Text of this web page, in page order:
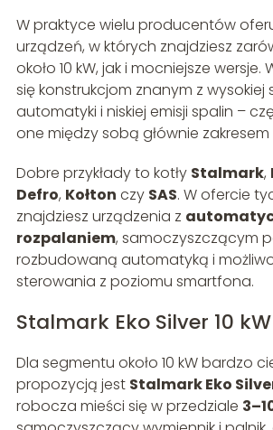
W praktyce wielu producentów
urządzeń, w których znajdziesz
około 10 kW, jak i mocniejsze wersje.
się konstrukcjom znanym z wysokiej
automatyki i niskiej emisji spalin –
one między sobą głównie
Dobre przykłady to kotły Stalmark,
Defro, Kołton czy SAS. W ofercie
znajdziesz urządzenia z
rozpalaniem, samoczyszczącym
rozbudowaną automatyką i
sterowania z poziomu smartfona.
Stalmark Eko Silver 10 kW
Dla segmentu około 10 kW bardzo
propozycją jest Stalmark Eko
robocza mieści się w przedziale